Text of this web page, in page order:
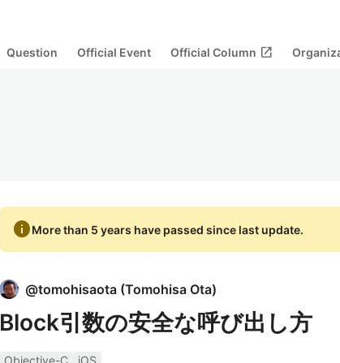
Question Official Event Official Column open_in_new
infoMore than 5 years have passed since last update.
@tomohisaota (Tomohisa Ota)
Block引数の安全な呼び出し方
Objective-C
iOS